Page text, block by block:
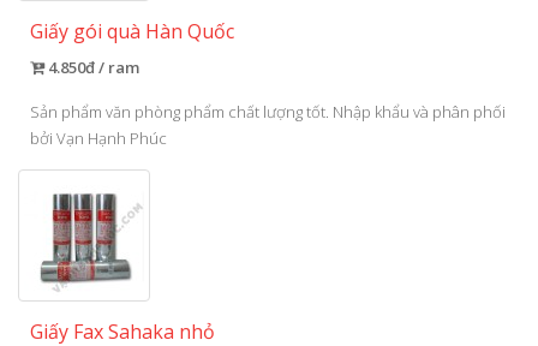
Giấy gói quà Hàn Quốc
4.850đ / ram
Sản phẩm văn phòng phẩm chất lượng tốt. Nhập khẩu và phân phối
bởi Vạn Hạnh Phúc
Giấy Fax Sahaka nhỏ